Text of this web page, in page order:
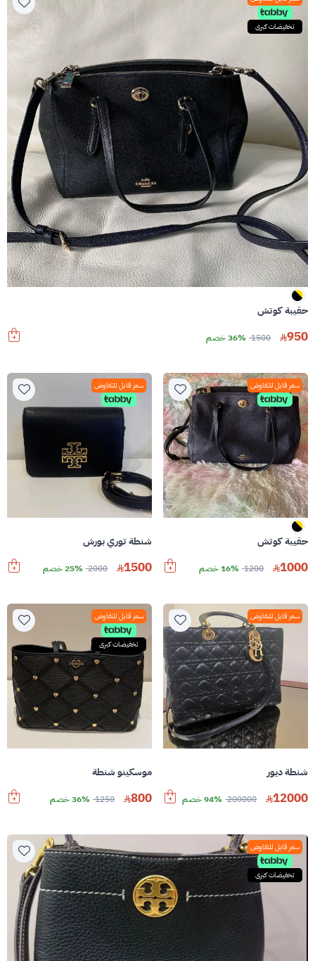
تخفيضات كبرى
حقيبة كوتش
950
1500 36% خصم
سعر قابل للتفاوض
حقيبة كوتش
1000
1200 16% خصم
سعر قابل للتفاوض
شنطة توري بورش
1500
2000 25% خصم
سعر قابل للتفاوض
شنطة ديور
12000
200000 94% خصم
سعر قابل للتفاوض
تخفيضات كبرى
موسكينو شنطة
800
1250 36% خصم
سعر قابل للتفاوض
تخفيضات كبرى